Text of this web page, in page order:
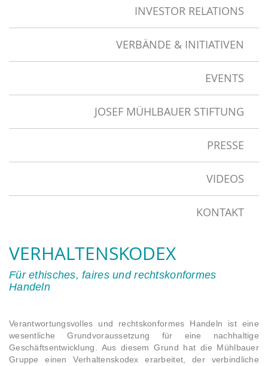
INVESTOR RELATIONS
VERBÄNDE & INITIATIVEN
EVENTS
JOSEF MÜHLBAUER STIFTUNG
PRESSE
VIDEOS
KONTAKT
VERHALTENSKODEX
Für ethisches, faires und rechtskonformes
Handeln
Verantwortungsvolles und rechtskonformes Handeln ist eine
wesentliche Grundvoraussetzung für eine nachhaltige
Geschäftsentwicklung. Aus diesem Grund hat die Mühlbauer
Gruppe einen Verhaltenskodex erarbeitet, der verbindliche